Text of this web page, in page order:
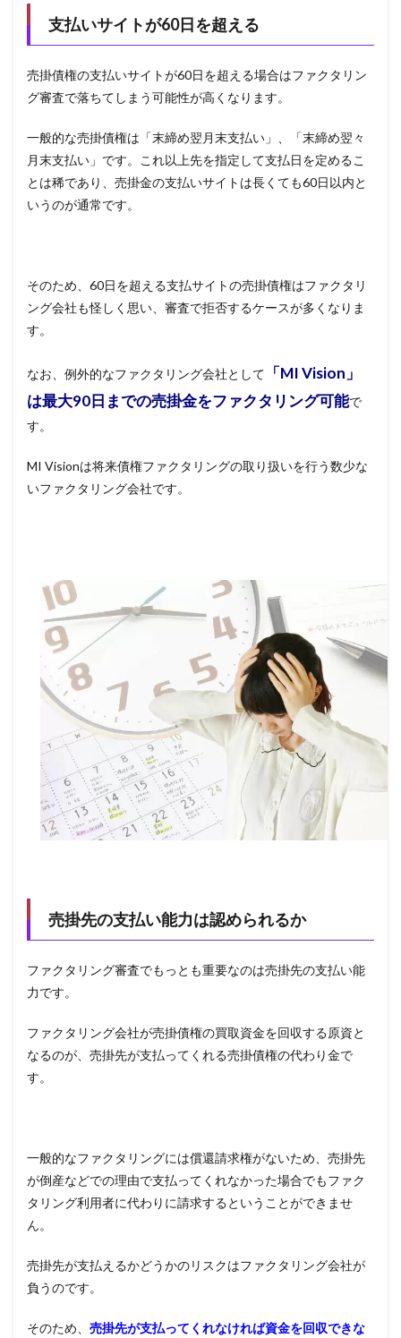
支払いサイトが60日を超える
売掛債権の支払いサイトが60日を超える場合はファクタリン
グ審査で落ちてしまう可能性が高くなります。
一般的な売掛債権は「末締め翌月末支払い」、「末締め翌々
月末支払い」です。これ以上先を指定して支払日を定めるこ
とは稀であり、売掛金の支払いサイトは長くても60日以内と
いうのが通常です。
そのため、60日を超える支払サイトの売掛債権はファクタリ
ング会社も怪しく思い、審査で拒否するケースが多くなりま
す。
なお、例外的なファクタリング会社として
「MI Vision」
は最大90日までの売掛金をファクタリング可能で
す。
MI Visionは将来債権ファクタリングの取り扱いを行う数少な
いファクタリング会社です。
売掛先の支払い能力は認められるか
ファクタリング審査でもっとも重要なのは売掛先の支払い能
力です。
ファクタリング会社が売掛債権の買取資金を回収する原資と
なるのが、売掛先が支払ってくれる売掛債権の代わり金で
す。
一般的なファクタリングには償還請求権がないため、売掛先
が倒産などでの理由で支払ってくれなかった場合でもファク
タリング利用者に代わりに請求するということができませ
ん。
売掛先が支払えるかどうかのリスクはファクタリング会社が
負うのです。
そのため、 売掛先が支払ってくれなければ資金を回収できな